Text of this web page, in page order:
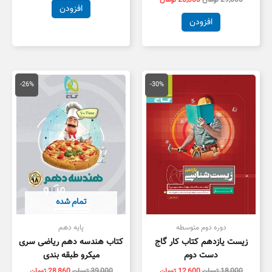
افزودن
افزودن
-30%
دوره دوم متوسطه
زیست یازدهم کتاب کار گاج
دست دوم
قیمت
18,000 تومان
بود.
قیمت
فعلی
است.
-26%
تمام شده
پایه دهم
کتاب هندسه دهم ریاضی سری
میکرو طبقه بندی
قیمت
اصلی
39,000 تومان
بود.
قیمت
فعلی